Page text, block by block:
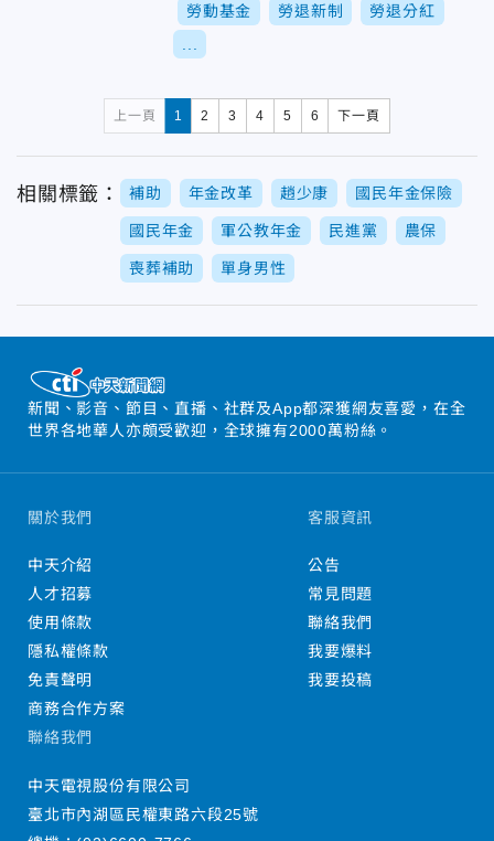
勞動基金 勞退新制 勞退分紅
上一頁 1 2 3 4 5 6 下一頁
相關標籤： 補助 年金改革 趙少康 國民年金保險
國民年金 軍公教年金 民進黨 農保
喪葬補助 單身男性
新聞、影音、節目、直播、社群及App都深獲網友喜愛，在全
世界各地華人亦頗受歡迎，全球擁有2000萬粉絲。
關於我們
中天介紹
人才招募
使用條款
隱私權條款
免責聲明
商務合作方案
客服資訊
公告
常見問題
聯絡我們
我要爆料
我要投稿
聯絡我們
中天電視股份有限公司
臺北市內湖區民權東路六段25號